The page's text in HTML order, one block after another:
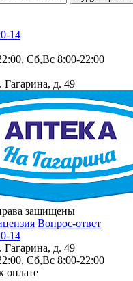
14
Сб,Вс 8:00-22:00
Гагарина, д. 49
защищены
Вопрос-ответ
14
Гагарина, д. 49
Сб,Вс 8:00-22:00
оплате